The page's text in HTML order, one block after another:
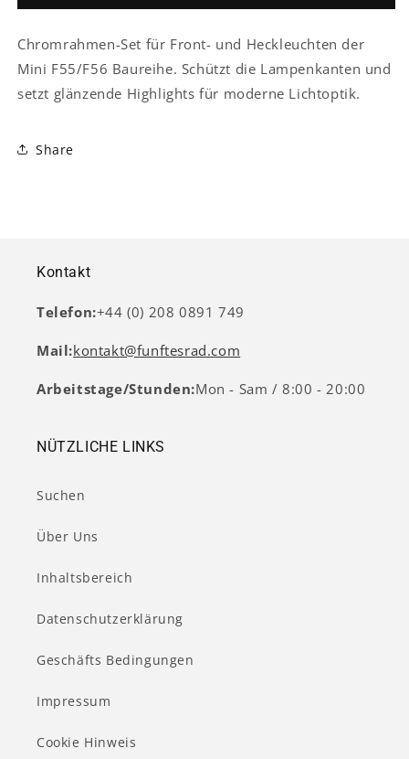
+
Rahmen
+
Rahmen
Chromrahmen-Set für Front- und Heckleuchten der
Mini F55/F56 Baureihe. Schützt die Lampenkanten und
setzt glänzende Highlights für moderne Lichtoptik.
Share
Kontakt
Telefon:+44 (0) 208 0891 749
Mail:kontakt@funftesrad.com
Arbeitstage/Stunden:Mon - Sam / 8:00 - 20:00
NÜTZLICHE LINKS
Suchen
Über Uns
Inhaltsbereich
Datenschutzerklärung
Geschäfts Bedingungen
Impressum
Cookie Hinweis